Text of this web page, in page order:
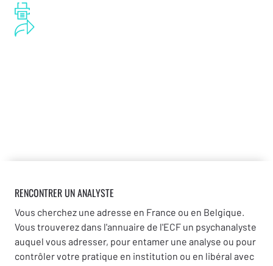
RENCONTRER UN ANALYSTE
Vous cherchez une adresse en France ou en Belgique.
Vous trouverez dans l'annuaire de l'ECF un psychanalyste
auquel vous adresser, pour entamer une analyse ou pour
contrôler votre pratique en institution ou en libéral avec